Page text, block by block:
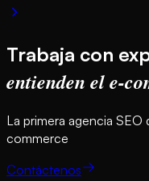
Trabaja con
entienden el e-
La primera agencia
commerce
Contáctenos